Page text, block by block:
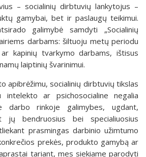
– socialinių dirbtuvių lankytojus –
gamybai, bet ir paslaugų teikimui.
galimybė samdyti „Socialinių
darbams: šiltuoju metų periodu
kapinių tvarkymo darbams, ištisus
laiptinių švarinimui.
apibrėžimu, socialinių dirbtuvių tikslas
ar psichosocialine negalia
darbo rinkoje galimybes, ugdant,
jų bendruosius bei specialiuosius
prasmingas darbinio užimtumo
prekės, produkto gamybą ar
tariant, mes siekiame parodyti